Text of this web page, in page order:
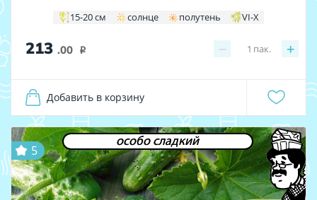
15-20 см солнце полутень VI-X
213 .00 i − +
1 пак.
Добавить в корзину
особо сладкий
5